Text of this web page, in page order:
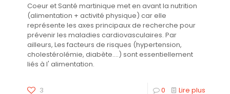
Coeur et Santé martinique met en avant la nutrition
(alimentation + activité physique) car elle
représente les axes principaux de recherche pour
prévenir les maladies cardiovasculaires. Par
ailleurs, Les facteurs de risques (hypertension,
cholestérolémie, diabète....) sont essentiellement
liés à l' alimentation.
3 0 Lire plus